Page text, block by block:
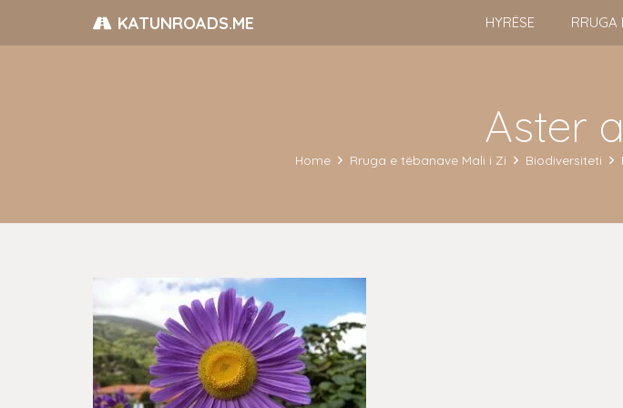
KATUNROADS.ME HYRËSE RRUGA
Aster
Home Rruga e tëbanave Mali i Zi Biodiversiteti